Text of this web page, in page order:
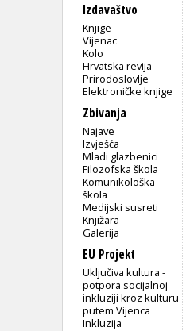
Izdavaštvo
Knjige
Vijenac
Kolo
Hrvatska revija
Prirodoslovlje
Elektroničke knjige
Zbivanja
Najave
Izvješća
Mladi glazbenici
Filozofska škola
Komunikološka
škola
Medijski susreti
Knjižara
Galerija
EU Projekt
Uključiva kultura -
potpora socijalnoj
inkluziji kroz kulturu
putem Vijenca
Inkluzija